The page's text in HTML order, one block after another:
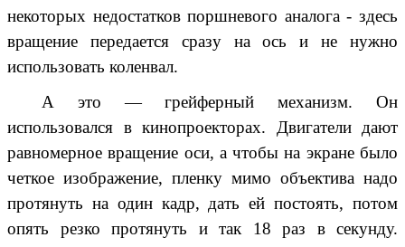
некоторых недостатков поршневого аналога - здесь
вращение передается сразу на ось и не нужно
использовать коленвал.
А это —грейферный механизм. Он
использовался в кинопроекторах. Двигатели дают
равномерное вращение оси, а чтобы на экране было
четкое изображение, пленку мимо объектива надо
протянуть на один кадр, дать ей постоять, потом
опять резко протянуть и так 18 раз в секунду.